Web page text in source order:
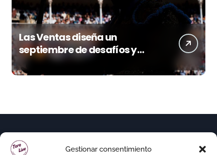
Gestionar consentimiento
Las Ventas diseña un
septiembre de desafíos y
variedad ganadera